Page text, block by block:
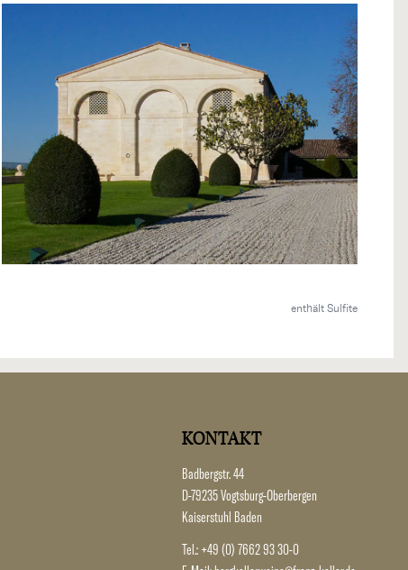
enthält Sulfite
KONTAKT
Badbergstr. 44
D-79235 Vogtsburg-Oberbergen
Kaiserstuhl Baden
Tel.: +49 (0) 7662 93 30-0